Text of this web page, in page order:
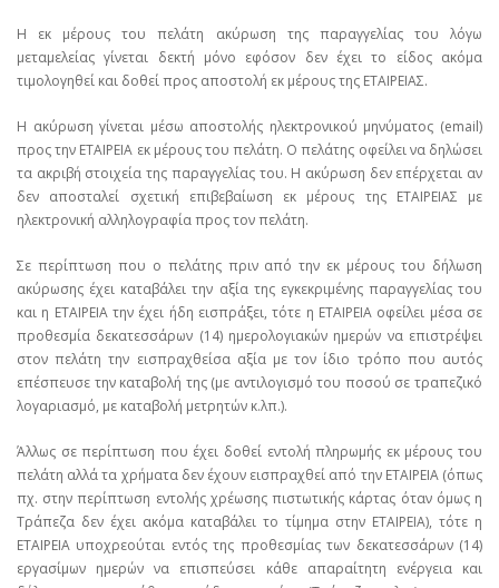
Η εκ μέρους του πελάτη ακύρωση της παραγγελίας του λόγω
μεταμελείας γίνεται δεκτή μόνο εφόσον δεν έχει το είδος ακόμα
τιμολογηθεί και δοθεί προς αποστολή εκ μέρους της ΕΤΑΙΡΕΙΑΣ.
Η ακύρωση γίνεται μέσω αποστολής ηλεκτρονικού μηνύματος (email)
προς την ΕΤΑΙΡΕΙΑ εκ μέρους του πελάτη. Ο πελάτης οφείλει να δηλώσει
τα ακριβή στοιχεία της παραγγελίας του. Η ακύρωση δεν επέρχεται αν
δεν αποσταλεί σχετική επιβεβαίωση εκ μέρους της ΕΤΑΙΡΕΙΑΣ με
ηλεκτρονική αλληλογραφία προς τον πελάτη.
Σε περίπτωση που ο πελάτης πριν από την εκ μέρους του δήλωση
ακύρωσης έχει καταβάλει την αξία της εγκεκριμένης παραγγελίας του
και η ΕΤΑΙΡΕΙΑ την έχει ήδη εισπράξει, τότε η ΕΤΑΙΡΕΙΑ οφείλει μέσα σε
προθεσμία δεκατεσσάρων (14) ημερολογιακών ημερών να επιστρέψει
στον πελάτη την εισπραχθείσα αξία με τον ίδιο τρόπο που αυτός
επέσπευσε την καταβολή της (με αντιλογισμό του ποσού σε τραπεζικό
λογαριασμό, με καταβολή μετρητών κ.λπ.).
Άλλως σε περίπτωση που έχει δοθεί εντολή πληρωμής εκ μέρους του
πελάτη αλλά τα χρήματα δεν έχουν εισπραχθεί από την ΕΤΑΙΡΕΙΑ (όπως
πχ. στην περίπτωση εντολής χρέωσης πιστωτικής κάρτας όταν όμως η
Τράπεζα δεν έχει ακόμα καταβάλει το τίμημα στην ΕΤΑΙΡΕΙΑ), τότε η
ΕΤΑΙΡΕΙΑ υποχρεούται εντός της προθεσμίας των δεκατεσσάρων (14)
εργασίμων ημερών να επισπεύσει κάθε απαραίτητη ενέργεια και